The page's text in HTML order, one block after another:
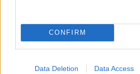
CONFIRM
Data Deletion Data Access